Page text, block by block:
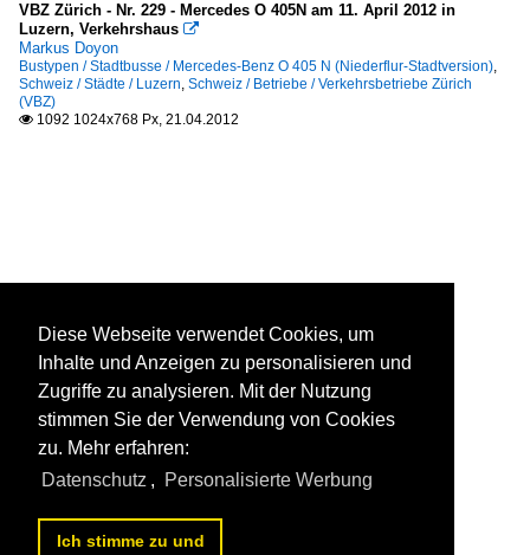
VBZ Zürich - Nr. 229 - Mercedes O 405N am 11. April 2012 in
Luzern, Verkehrshaus 
Markus Doyon
Bustypen / Stadtbusse / Mercedes-Benz O 405 N (Niederflur-Stadtversion),
Schweiz / Städte / Luzern, Schweiz / Betriebe / Verkehrsbetriebe Zürich
(VBZ)
 1092 1024x768 Px, 21.04.2012
Diese Webseite verwendet Cookies, um
Inhalte und Anzeigen zu personalisieren und
Zugriffe zu analysieren. Mit der Nutzung
stimmen Sie der Verwendung von Cookies
zu. Mehr erfahren:
Datenschutz , Personalisierte Werbung
Ich stimme zu und